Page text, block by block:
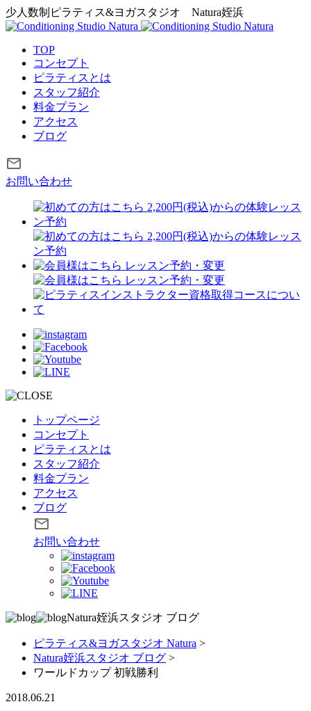
少人数制ピラティス&ヨガスタジオ Natura姪浜
TOP
コンセプト
ピラティスとは
スタッフ紹介
料金プラン
アクセス
ブログ
お問い合わせ
トップページ
コンセプト
ピラティスとは
スタッフ紹介
料金プラン
アクセス
ブログ
お問い合わせ
Natura姪浜スタジオ ブログ
ピラティス&ヨガスタジオ Natura >
Natura姪浜スタジオ ブログ >
ワールドカップ 初戦勝利
2018.06.21